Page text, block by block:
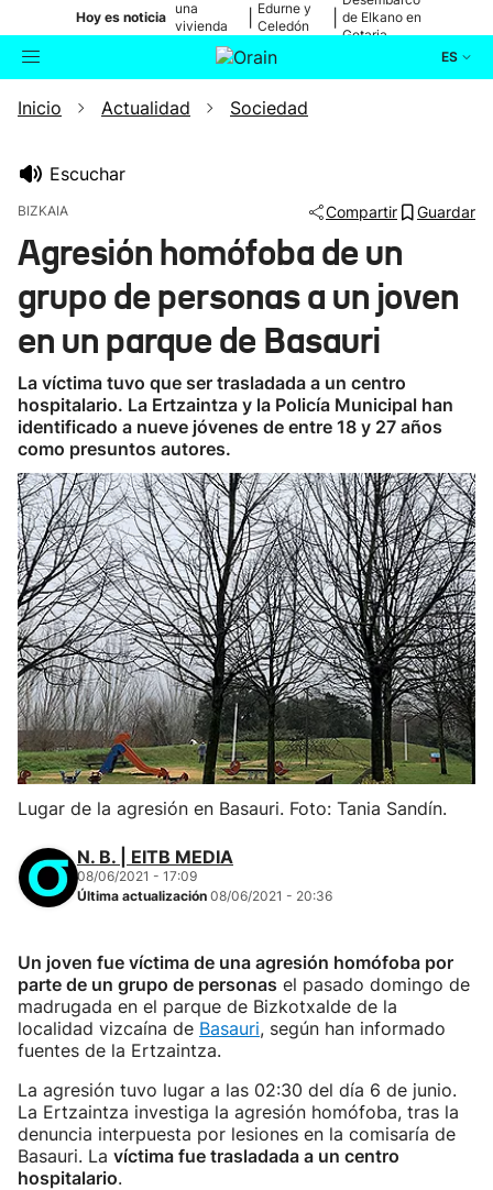
Hoy es noticia
una
vivienda
de Bilbao
Edurne y
Celedón
de Elkano en
Getaria
ES
Buscador Actualidad
Ikusmiran
Eguraldia
Inicio Actualidad Sociedad
Escuchar
BIZKAIA Compartir Guardar
Agresión homófoba de un
grupo de personas a un joven
en un parque de Basauri
La víctima tuvo que ser trasladada a un centro
hospitalario. La Ertzaintza y la Policía Municipal han
identificado a nueve jóvenes de entre 18 y 27 años
como presuntos autores.
Lugar de la agresión en Basauri. Foto: Tania Sandín.
N. B. | EITB MEDIA
08/06/2021 - 17:09
Última actualización 08/06/2021 - 20:36
Un joven fue víctima de una agresión homófoba por
parte de un grupo de personas el pasado domingo de
madrugada en el parque de Bizkotxalde de la
localidad vizcaína de Basauri, según han informado
fuentes de la Ertzaintza.
La agresión tuvo lugar a las 02:30 del día 6 de junio.
La Ertzaintza investiga la agresión homófoba, tras la
denuncia interpuesta por lesiones en la comisaría de
Basauri. La víctima fue trasladada a un centro
hospitalario.